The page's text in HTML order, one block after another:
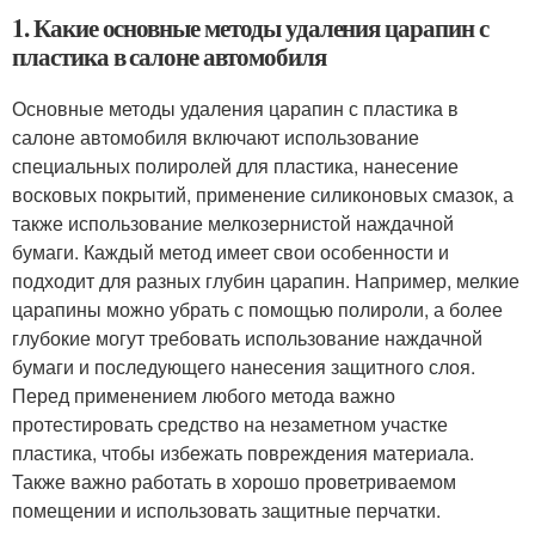
1. Какие основные методы удаления царапин с
пластика в салоне автомобиля
Основные методы удаления царапин с пластика в
салоне автомобиля включают использование
специальных полиролей для пластика, нанесение
восковых покрытий, применение силиконовых смазок, а
также использование мелкозернистой наждачной
бумаги. Каждый метод имеет свои особенности и
подходит для разных глубин царапин. Например, мелкие
царапины можно убрать с помощью полироли, а более
глубокие могут требовать использование наждачной
бумаги и последующего нанесения защитного слоя.
Перед применением любого метода важно
протестировать средство на незаметном участке
пластика, чтобы избежать повреждения материала.
Также важно работать в хорошо проветриваемом
помещении и использовать защитные перчатки.